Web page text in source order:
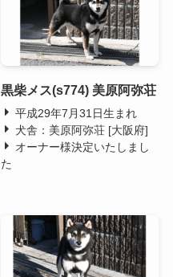
黒柴メス(s774) 美原阿弥荘
平成29年7月31日生まれ
犬舎：美原阿弥荘 [大阪府]
オーナー様決定いたしまし
た